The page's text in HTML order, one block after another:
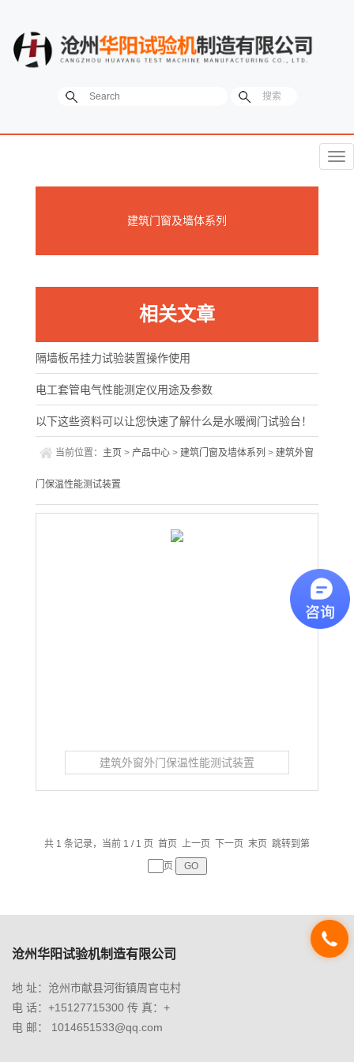
菜
建筑门窗及墙体系列
相关文章
隔墙板吊挂力试验装置操作使用
电工套管电气性能测定仪用途及参数
以下这些资料可以让您快速了解什么是水暖阀门试验台！
当前位置： 主页 > 产品中心 > 建筑门窗及墙体系列 > 建筑外窗
门保温性能测试装置
建筑外窗外门保温性能测试装置
共 1 条记录，当前 1 / 1 页 首页 上一页 下一页 末页 跳转到第
页
沧州华阳试验机制造有限公司
地 址：沧州市献县河街镇周官屯村
电 话：+15127715300 传 真：+
电 邮： 1014651533@qq.com